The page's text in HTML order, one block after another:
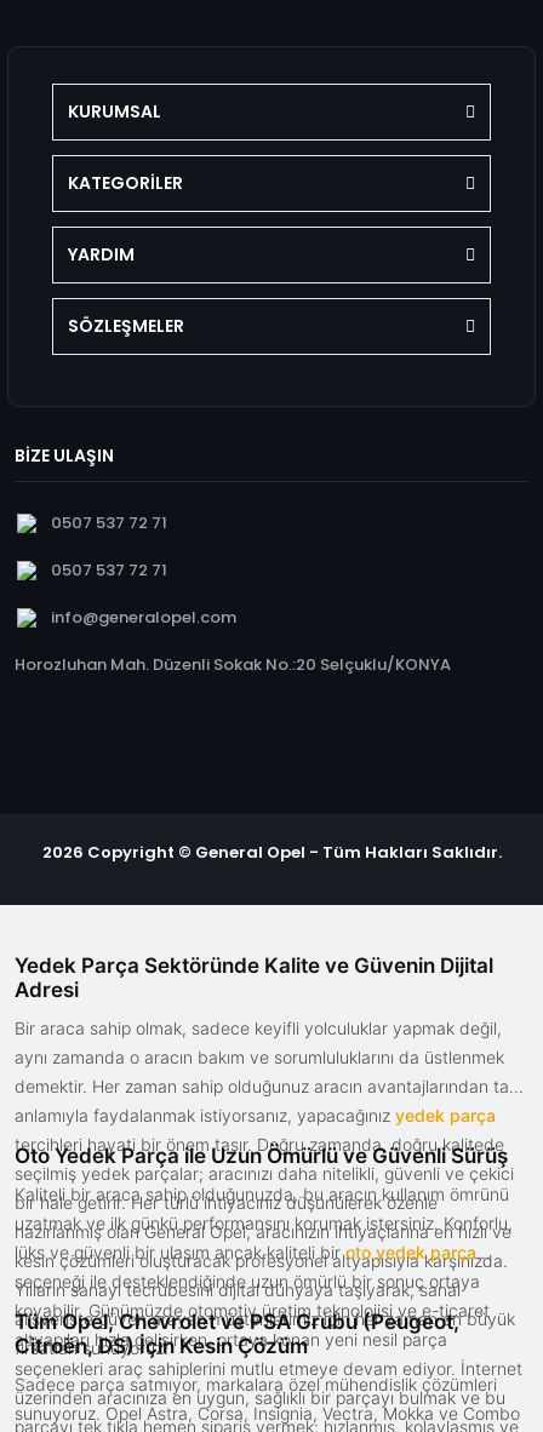
KURUMSAL
KATEGORİLER
YARDIM
SÖZLEŞMELER
BİZE ULAŞIN
0507 537 72 71
0507 537 72 71
info@generalopel.com
Horozluhan Mah. Düzenli Sokak No.:20 Selçuklu/KONYA
2026 Copyright © General Opel - Tüm Hakları Saklıdır.
Yedek Parça Sektöründe Kalite ve Güvenin Dijital
Adresi
Bir araca sahip olmak, sadece keyifli yolculuklar yapmak değil,
aynı zamanda o aracın bakım ve sorumluluklarını da üstlenmek
demektir. Her zaman sahip olduğunuz aracın avantajlarından tam
anlamıyla faydalanmak istiyorsanız, yapacağınız yedek parça
tercihleri hayati bir önem taşır. Doğru zamanda, doğru kalitede
seçilmiş yedek parçalar; aracınızı daha nitelikli, güvenli ve çekici
bir hale getirir. Her türlü ihtiyacınız düşünülerek özenle
hazırlanmış olan General Opel, aracınızın ihtiyaçlarına en hızlı ve
kesin çözümleri oluşturacak profesyonel altyapısıyla karşınızda.
Yılların sanayi tecrübesini dijital dünyaya taşıyarak, sanal
alışverişte güven arayan müşterilerimiz için her zaman en büyük
fırsatları sunuyoruz.
Oto Yedek Parça ile Uzun Ömürlü ve Güvenli Sürüş
Kaliteli bir araca sahip olduğunuzda, bu aracın kullanım ömrünü
uzatmak ve ilk günkü performansını korumak istersiniz. Konforlu,
lüks ve güvenli bir ulaşım ancak kaliteli biroto yedek parça
seçeneği ile desteklendiğinde uzun ömürlü bir sonuç ortaya
koyabilir. Günümüzde otomotiv üretim teknolojisi ve e-ticaret
altyapıları hızla gelişirken, ortaya konan yeni nesil parça
seçenekleri araç sahiplerini mutlu etmeye devam ediyor. İnternet
üzerinden aracınıza en uygun, sağlıklı bir parçayı bulmak ve bu
parçayı tek tıkla hemen sipariş vermek; hızlanmış, kolaylaşmış ve
Tüm Opel, Chevrolet ve PSA Grubu (Peugeot,
Citroën, DS) İçin Kesin Çözüm
Sadece parça satmıyor, markalara özel mühendislik çözümleri
sunuyoruz. Opel Astra, Corsa, Insignia, Vectra, Mokka ve Combo